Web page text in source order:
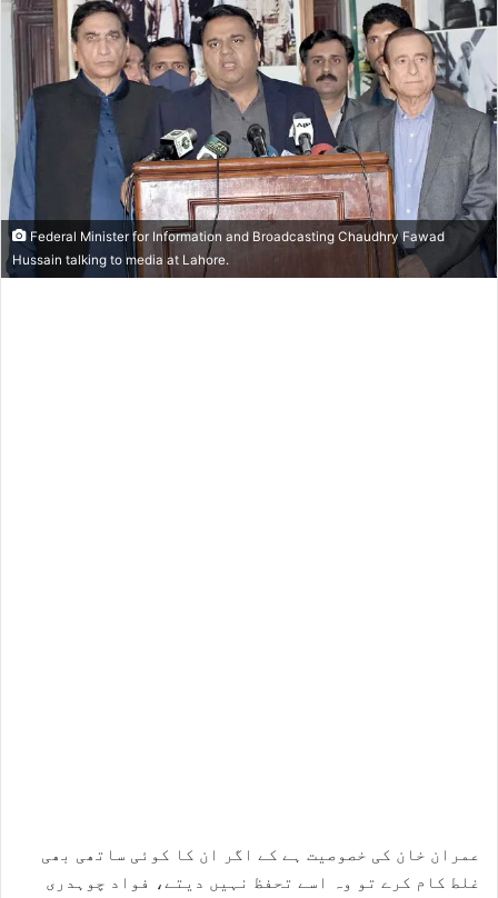
Federal Minister for Information and Broadcasting Chaudhry Fawad
Hussain talking to media at Lahore.
عمران خان کی خصوصیت ہے کے اگر ان کا کوئی ساتھی بھی
غلط کام کرے تو وہ اسے تحفظ نہیں دیتے، فواد چوہدری